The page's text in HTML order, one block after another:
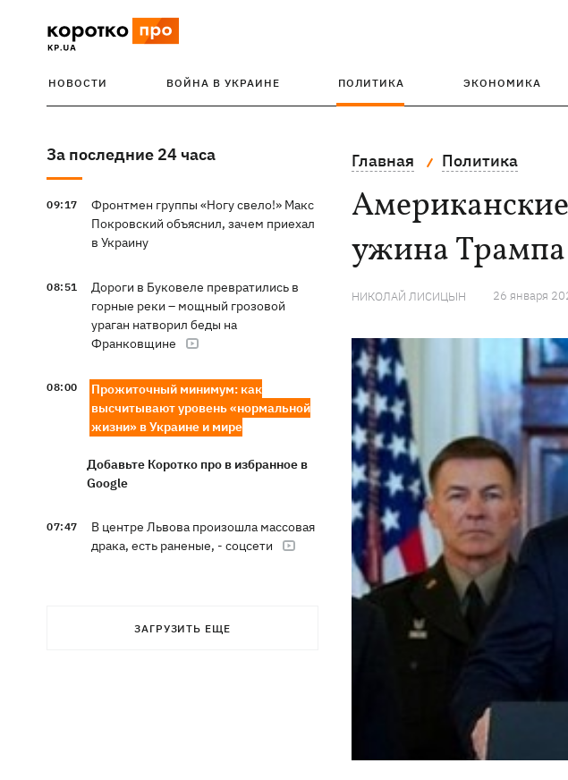
НОВОСТИ ВОЙНА В УКРАИНЕ ПОЛИТИКА ЭКОНОМИКА
За последние 24 часа
09:17
Фронтмен группы «Ногу свело!» Макс
Покровский объяснил, зачем приехал
в Украину
08:51
Дороги в Буковеле превратились в
горные реки – мощный грозовой
ураган натворил беды на
Франковщине
08:00
Прожиточный минимум: как
высчитывают уровень «нормальной
жизни» в Украине и мире
Добавьте Коротко про в избранное в
Google
07:47
В центре Львова произошла массовая
драка, есть раненые, - соцсети
среди них – ребенок
ЗАГРУЗИТЬ ЕЩЕ
Главная Политика
ужина
НИКОЛАЙ ЛИСИЦЫН 26 января